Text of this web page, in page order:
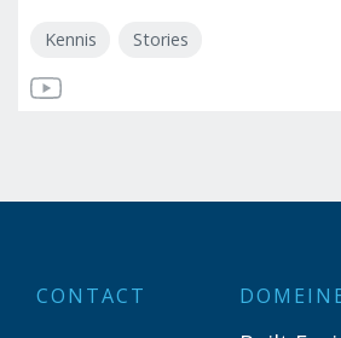
Kennis Stories
CONTACT